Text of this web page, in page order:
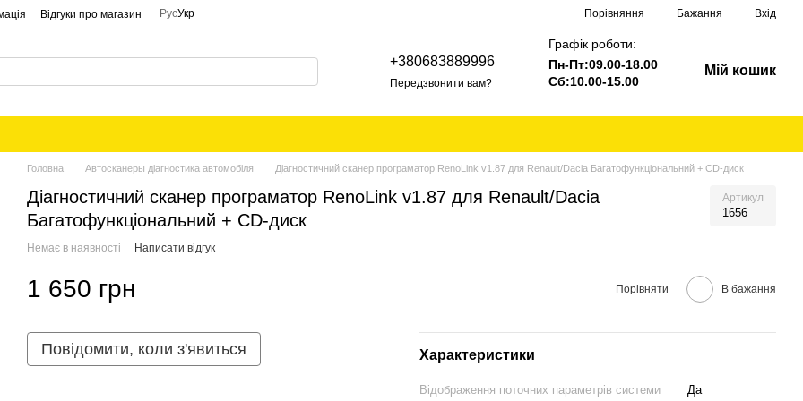
Відгуки про магазин РусУкр Порівняння Бажання Вхід
+380683889996
Передзвонити вам?
Графік роботи:
Пн-Пт:09.00-18.00
Сб:10.00-15.00
Мій кошик
Головна Автосканеры діагностика автомобіля Діагностичний сканер програматор RenoLink v1.87 для Renault/Dacia Багатофункціональний + CD-диск
Діагностичний сканер програматор RenoLink v1.87 для Renault/Dacia
Багатофункціональний + CD-диск
Артикул
1656
Немає в наявності Написати відгук
1 650 грн Порівняти В бажання
Повідомити, коли з'явиться Характеристики
Відображення поточних параметрів системи
Да